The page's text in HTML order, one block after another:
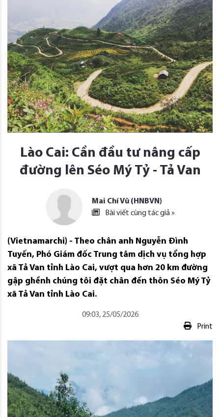
Lào Cai: Cần đầu tư nâng cấp
đường lên Séo Mý Tỷ - Tả Van
Mai Chí Vũ (HNBVN)
Bài viết cùng tác giả »
(Vietnamarchi) - Theo chân anh Nguyễn Đình
Tuyến, Phó Giám đốc Trung tâm dịch vụ tổng hợp
xã Tả Van tỉnh Lào Cai, vượt qua hơn 20 km đường
gập ghềnh chúng tôi đặt chân đến thôn Séo Mý Tỷ
xã Tả Van tỉnh Lào Cai.
09:03, 25/05/2026
Print